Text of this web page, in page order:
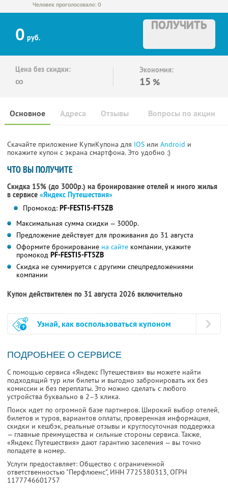
Человек проголосовало: 0
0 руб.
ПОЛУЧИТЬ
Цена без скидки:
∞
Экономия:
15 %
Основное Отзывы Вопросы по акции
Адреса
Скачайте приложение КупиКупона для IOS или Android и
покажите купон с экрана смартфона. Это удобно :)
ЧТО ВЫ ПОЛУЧИТЕ
Скидка 15% (до 3000р.) на бронирование отелей и иного жилья
в сервисе «Яндекс Путешествия»
Промокод: PF-FESTI5-FT5ZB
Максимальная сумма скидки — 3000р.
Предложение действует для проживания до 31 августа
Оформите бронирование на сайте компании, укажите
промокод PF-FESTI5-FT5ZB
Скидка не суммируется с другими спецпредложениями
компании
Купон действителен по 31 августа 2026 включительно
Узнай, как воспользоваться купоном
ПОДРОБНЕЕ О СЕРВИСЕ
С помощью сервиса «Яндекс Путешествия» вы можете найти
подходящий тур или билеты и выгодно забронировать их без
комиссии и без переплаты. Это можно сделать с любого
устройства буквально в 2–3 клика.
Поиск идет по огромной базе партнеров. Широкий выбор отелей,
билетов и туров, вариантов оплаты, проверенная информация,
скидки и кешбэк, реальные отзывы и круглосуточная поддержка
— главные преимущества и сильные стороны сервиса. Также,
«Яндекс Путешествия» дают гарантию заселения — вы точно
попадете в номер.
Услуги предоставляет: Общество с ограниченной
ответственностью "Перфлюенс", ИНН 7725380313, ОГРН
1177746601757